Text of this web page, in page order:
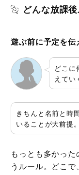
どんな放課
遊ぶ前に予定を伝
どこに
えてい
きちんと名前と時
いることが大前提。
もっとも多かっ
うルール。どこ